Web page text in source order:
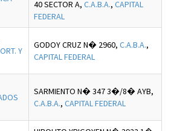
40 SECTOR A, C.A.B.A., CAPITAL
FEDERAL
Y
GODOY CRUZ N� 2960, C.A.B.A.,
CAPITAL FEDERAL
SARMIENTO N� 347 3�/8� AYB,
C.A.B.A., CAPITAL FEDERAL